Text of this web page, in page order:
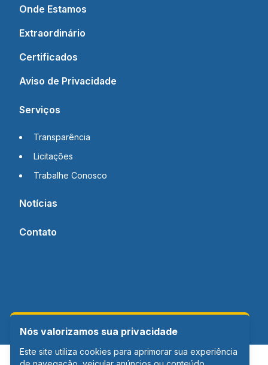
Onde Estamos
Extraordinário
Certificados
Aviso de Privacidade
Serviços
Transparência
Licitações
Trabalhe Conosco
Notícias
Contato
Nós valorizamos sua privacidade
Este site utiliza cookies para aprimorar sua experiência